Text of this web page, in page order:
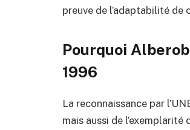
preuve de l’adaptabilité
Pourquoi
1996
La reconnaissance par
mais aussi de